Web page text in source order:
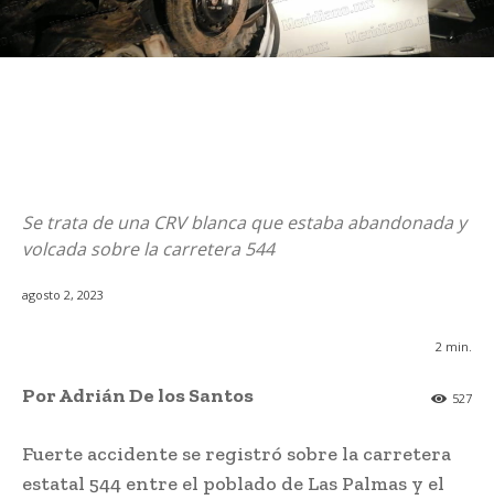
Se trata de una CRV blanca que estaba abandonada y
volcada sobre la carretera 544
agosto 2, 2023
2 min.
527
Por Adrián De los Santos
Fuerte accidente se registró sobre la carretera
estatal 544 entre el poblado de Las Palmas y el